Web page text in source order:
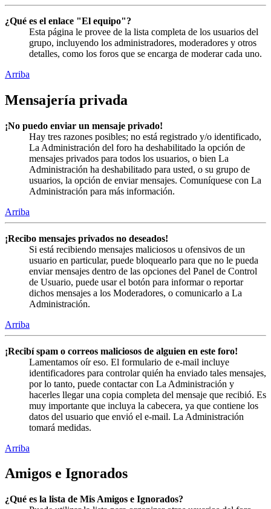
¿Qué es el enlace "El equipo"?
Esta página le provee de la lista completa de los usuarios del
grupo, incluyendo los administradores, moderadores y otros
detalles, como los foros que se encarga de moderar cada uno.
Arriba
Mensajería privada
¡No puedo enviar un mensaje privado!
Hay tres razones posibles; no está registrado y/o identificado,
La Administración del foro ha deshabilitado la opción de
mensajes privados para todos los usuarios, o bien La
Administración ha deshabilitado para usted, o su grupo de
usuarios, la opción de enviar mensajes. Comuníquese con La
Administración para más información.
Arriba
¡Recibo mensajes privados no deseados!
Si está recibiendo mensajes maliciosos u ofensivos de un
usuario en particular, puede bloquearlo para que no le pueda
enviar mensajes dentro de las opciones del Panel de Control
de Usuario, puede usar el botón para informar o reportar
dichos mensajes a los Moderadores, o comunicarlo a La
Administración.
Arriba
¡Recibí spam o correos maliciosos de alguien en este foro!
Lamentamos oír eso. El formulario de e-mail incluye
identificadores para controlar quién ha enviado tales mensajes,
por lo tanto, puede contactar con La Administración y
hacerles llegar una copia completa del mensaje que recibió. Es
muy importante que incluya la cabecera, ya que contiene los
datos del usuario que envió el e-mail. La Administración
tomará medidas.
Arriba
Amigos e Ignorados
¿Qué es la lista de Mis Amigos e Ignorados?